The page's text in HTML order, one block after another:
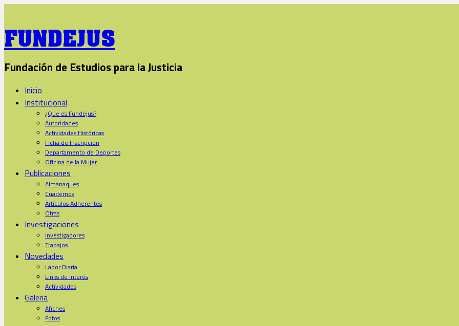
FUNDEJUS
Fundación de Estudios para la Justicia
Inicio
Institucional
¿Que es Fundejus?
Autoridades
Actividades Históricas
Ficha de Inscripcion
Departamento de Deportes
Oficina de la Mujer
Publicaciones
Almanaques
Cuadernos
Artículos Adherentes
Otras
Investigaciones
Investigadores
Trabajos
Novedades
Labor Diaria
Links de Interés
Actividades
Galeria
Afiches
Fotos